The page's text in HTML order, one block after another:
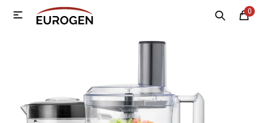
0
 MI CUENTA
Electrodomésticos